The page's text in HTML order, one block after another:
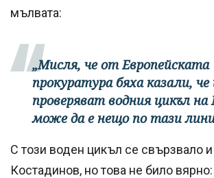
мълвата:
„Мисля, че от Европейската
прокуратура бяха казали,
проверяват водния цикъл
може да е нещо по тази
С този воден цикъл се свързвало
Костадинов, но това не било вярно: